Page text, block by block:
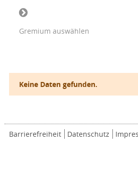
Gremium auswählen
Keine Daten gefunden.
Barrierefreiheit Datenschutz